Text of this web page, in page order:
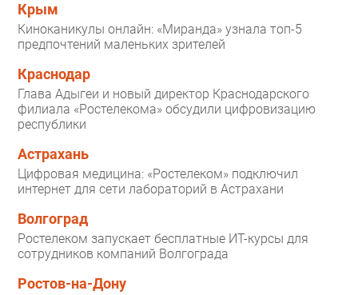
Крым
Киноканикулы онлайн: «Миранда» узнала топ-5
предпочтений маленьких зрителей
Краснодар
Глава Адыгеи и новый директор Краснодарского
филиала «Ростелекома» обсудили цифровизацию
республики
Астрахань
Цифровая медицина: «Ростелеком» подключил
интернет для сети лабораторий в Астрахани
Волгоград
Ростелеком запускает бесплатные ИТ-курсы для
сотрудников компаний Волгограда
Ростов-на-Дону